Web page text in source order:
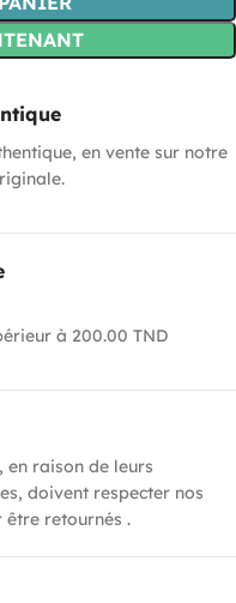
en vente sur notre
à 200.00 TND
en raison de leurs
doivent respecter nos
retournés .